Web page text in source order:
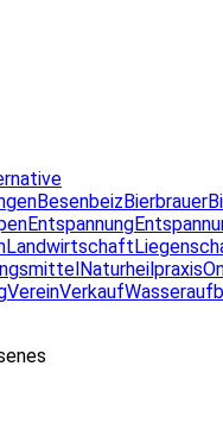
BesenbeizBierbrauer
Entspannung
Landwirtschaft
Naturheilpraxis
VereinVerkauf